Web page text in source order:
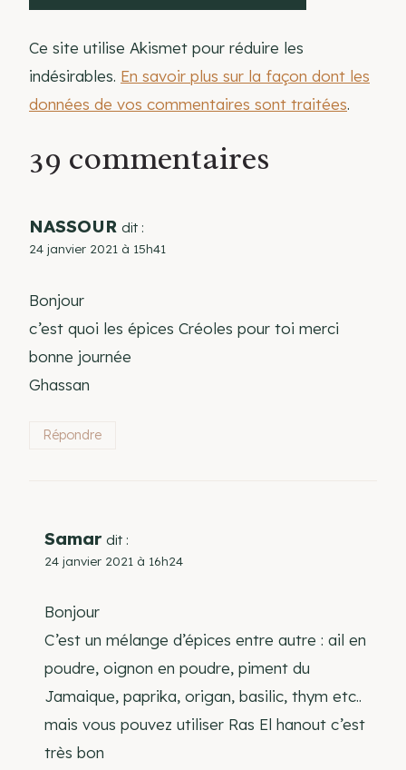
Ce site utilise Akismet pour réduire les
indésirables. En savoir plus sur la façon dont les
données de vos commentaires sont traitées.
39 commentaires
NASSOUR dit :
24 janvier 2021 à 15h41
Bonjour
c’est quoi les épices Créoles pour toi merci
bonne journée
Ghassan
Répondre
Samar dit :
24 janvier 2021 à 16h24
Bonjour
C’est un mélange d’épices entre autre : ail en
poudre, oignon en poudre, piment du
Jamaique, paprika, origan, basilic, thym etc..
mais vous pouvez utiliser Ras El hanout c’est
très bon